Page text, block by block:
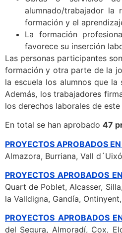
alumnado/trabajador
formación y el
La formación
favorece su inserción
Las personas participantes son
formación y otra parte de la
la escuela los alumnos que
Además, los trabajadores
los derechos laborales de
En total se han aprobado 47
PROYECTOS APROBADOS
Almazora, Burriana, Vall
PROYECTOS APROBADOS
Quart de Poblet, Alcasser,
la Valldigna, Gandía,
PROYECTOS APROBADOS
del Segura, Almoradí, Cox,